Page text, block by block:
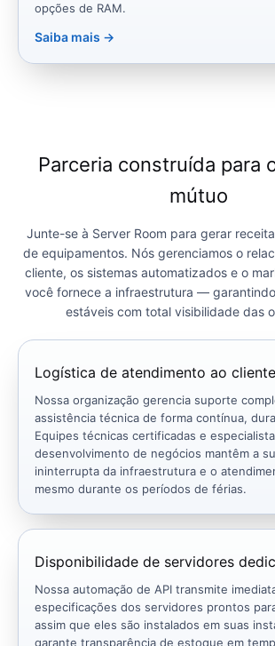
opções de RAM.
Saiba mais →
Parceria construída para
mútuo
Junte-se à Server Room para gerar
de equipamentos. Nós gerenciamos o
cliente, os sistemas automatizados e o
você fornece a infraestrutura —
estáveis ​​com total visibilidade das
Logística de atendimento ao cliente
Nossa organização gerencia suporte
assistência técnica de forma contínua,
Equipes técnicas certificadas e
desenvolvimento de negócios mantêm a
ininterrupta da infraestrutura e o
mesmo durante os períodos de férias.
Disponibilidade de servidores
Nossa automação de API transmite
especificações dos servidores prontos
assim que eles são instalados em suas
garante transparência de estoque em